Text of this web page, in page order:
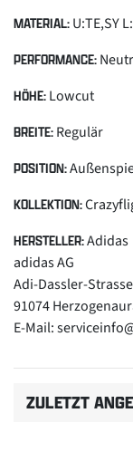
MATERIAL: U:TE,SY
PERFORMANCE:
HÖHE: Lowcut
BREITE: Regulär
POSITION:
KOLLEKTION:
HERSTELLER:Adidas
adidas AG
Adi-Dassler-
91074
E-Mail:
ZULETZT